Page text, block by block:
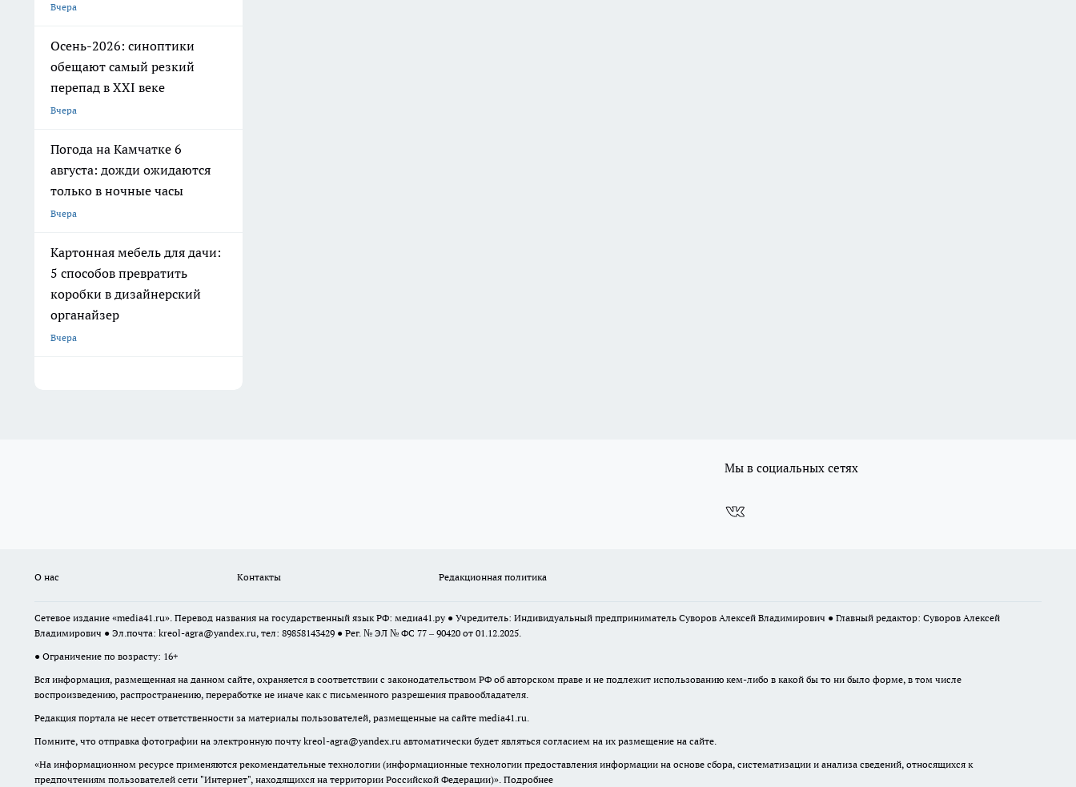
Вчера
Осень-2026: синоптики
обещают самый резкий
перепад в XXI веке
Вчера
Погода на Камчатке 6
августа: дожди ожидаются
только в ночные часы
Вчера
Картонная мебель для дачи:
5 способов превратить
коробки в дизайнерский
органайзер
Вчера
Мы в социальных сетях
О нас Контакты Редакционная политика
Сетевое издание «media41.ru». Перевод названия на государственный язык РФ: медиа41.ру ● Учредитель: Индивидуальный предприниматель Суворов Алексей Владимирович ● Главный редактор: Суворов Алексей
Владимирович ● Эл.почта: kreol-agra@yandex.ru, тел: 89858143429 ● Рег. № ЭЛ № ФС 77 – 90420 от 01.12.2025.
● Ограничение по возрасту: 16+
Вся информация, размещенная на данном сайте, охраняется в соответствии с законодательством РФ об авторском праве и не подлежит использованию кем-либо в какой бы то ни было форме, в том числе
воспроизведению, распространению, переработке не иначе как с письменного разрешения правообладателя.
Редакция портала не несет ответственности за материалы пользователей, размещенные на сайте media41.ru.
Помните, что отправка фотографии на электронную почту kreol-agra@yandex.ru автоматически будет являться согласием на их размещение на сайте.
«На информационном ресурсе применяются рекомендательные технологии (информационные технологии предоставления информации на основе сбора, систематизации и анализа сведений, относящихся к
предпочтениям пользователей сети "Интернет", находящихся на территории Российской Федерации)». Подробнее